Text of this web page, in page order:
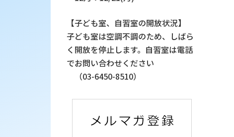
【子ども室、自習室の開放状況】
子ども室は空調不調のため、しばら
く開放を停止します。自習室は電話
でお問い合わせください
（03-6450-8510）